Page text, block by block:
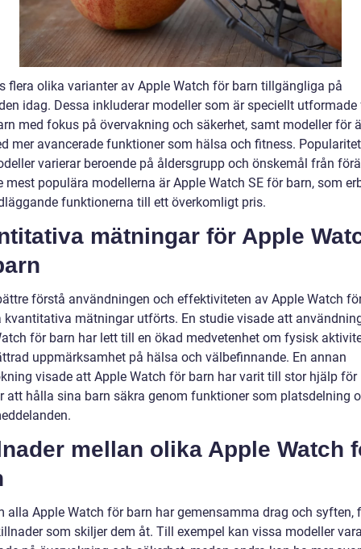
flera olika varianter av Apple Watch för barn tillgängliga på
idag. Dessa inkluderar modeller som är speciellt utformade
med fokus på övervakning och säkerhet, samt modeller för
mer avancerade funktioner som hälsa och fitness.
varierar beroende på åldersgrupp och önskemål från
mest populära modellerna är Apple Watch SE för barn, som
funktionerna till ett överkomligt pris.
mätningar för Apple
förstå användningen och effektiviteten av Apple Watch
kvantitativa mätningar utförts. En studie visade att
för barn har lett till en ökad medvetenhet om fysisk
uppmärksamhet på hälsa och välbefinnande. En annan
visade att Apple Watch för barn har varit till stor hjälp för
att hålla sina barn säkra genom funktioner som platsdelning
mellan olika Apple Watch
alla Apple Watch för barn har gemensamma drag och syften,
som skiljer dem åt. Till exempel kan vissa modeller